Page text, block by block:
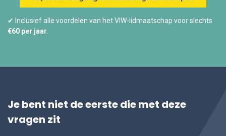
✔ Inclusief alle voordelen van het VIW-lidmaatschap voor slechts
€60 per jaar
Je bent niet de eerste die met deze
vragen zit